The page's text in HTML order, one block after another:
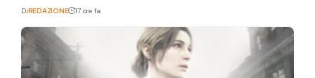
DiREDAZIONE 17 ore fa